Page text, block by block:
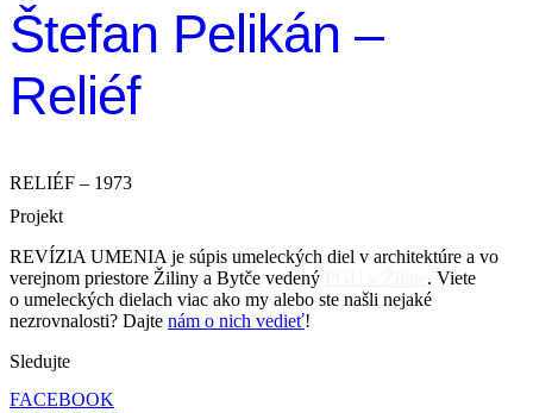
Štefan Pelikán –
Reliéf
RELIÉF – 1973
Projekt
REVÍZIA UMENIA je súpis umeleckých diel v architektúre a vo
verejnom priestore Žiliny a Bytče vedený
. Viete
o umeleckých dielach viac ako my alebo ste našli nejaké
nezrovnalosti? Dajte nám o nich vedieť!
Sledujte
FACEBOOK